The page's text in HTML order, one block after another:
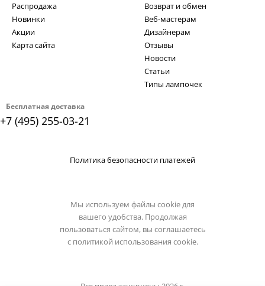
Бесплатная доставка
+7 (495) 255-03-21
Распродажа
Новинки
Акции
Карта сайта
Возврат и обмен
Веб-мастерам
Дизайнерам
Отзывы
Новости
Статьи
Типы лампочек
Политика безопасности платежей
Мы используем файлы cookie для
вашего удобства. Продолжая
пользоваться сайтом, вы соглашаетесь
с политикой использования cookie.